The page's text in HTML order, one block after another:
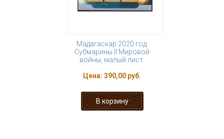
Мадагаскар 2020 год.
Субмарины II Мировой
войны, малый лист.
Цена: 390,00 руб.